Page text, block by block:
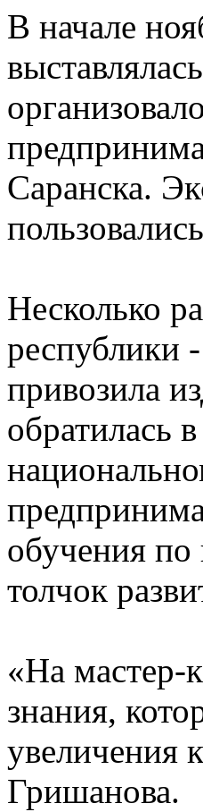
В начале
Саранска.
Несколько
республики
привозила
обратилась
обучения
толчок
«На мастер-
знания,
увеличения
Гришанова.